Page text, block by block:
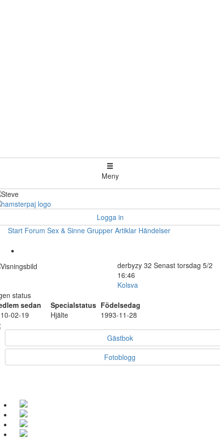
Meny
Logga in
Start Forum Sex & Sinne Grupper Artiklar Händelser
derbyzy 32 Senast torsdag 5/2
16:46
Kolsva
status
sedan
Specialstatus Födelsedag
02-19
Hjälte 1993-11-28
Gästbok
Fotoblogg